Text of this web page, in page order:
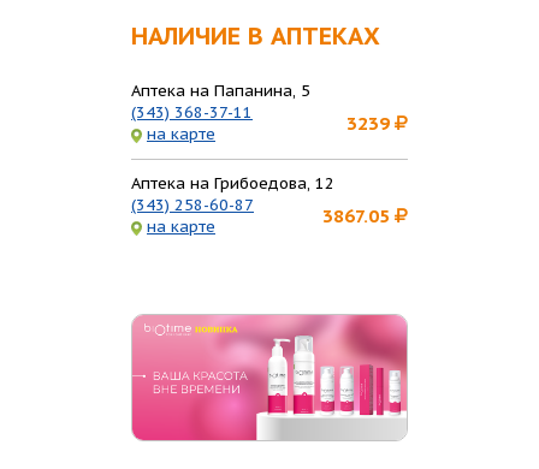
НАЛИЧИЕ В АПТЕКАХ
Аптека на Папанина, 5
(343) 368-37-11
на карте
3239
Аптека на Грибоедова, 12
(343) 258-60-87
на карте
3867.05